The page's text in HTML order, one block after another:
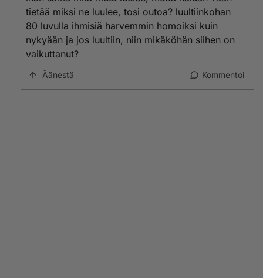
tietää miksi ne luulee, tosi outoa? luultiinkohan
80 luvulla ihmisiä harvemmin homoiksi kuin
nykyään ja jos luultiin, niin mikäköhän siihen on
vaikuttanut?
Äänestä Kommentoi